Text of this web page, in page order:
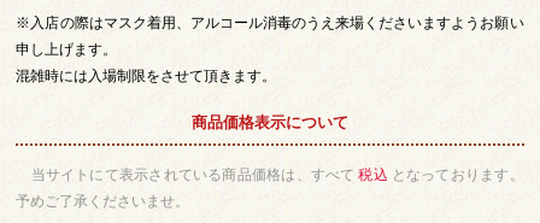
※入店の際はマスク着用、アルコール消毒のうえ来場くださいますようお願い
申し上げます。
混雑時には入場制限をさせて頂きます。
商品価格表示について
当サイトにて表示されている商品価格は、すべて 税込 となっております。
予めご了承くださいませ。